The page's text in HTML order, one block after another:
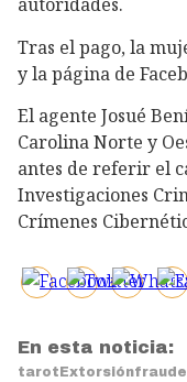
Tras el pago, la
y la página de
El agente Josué
Carolina Norte y
antes de referir el
Investigaciones
Crímenes
En esta noticia:
tarot Extorsiónfraude